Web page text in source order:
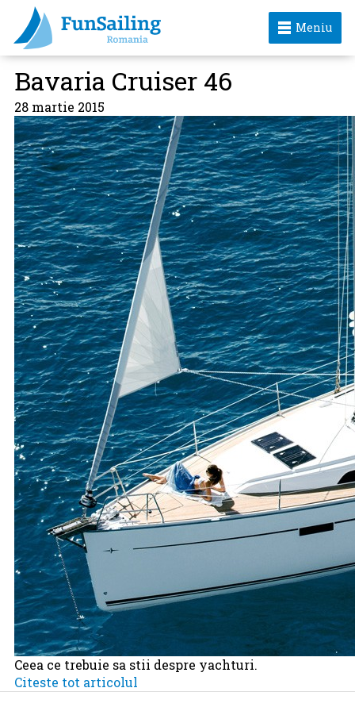
Meniu
Bavaria Cruiser 46
28 martie 2015
Ceea ce trebuie sa stii despre yachturi.
Citeste tot articolul